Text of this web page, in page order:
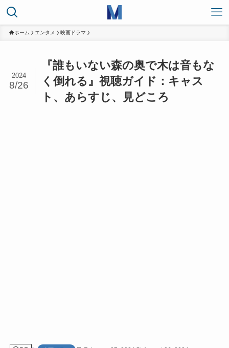
ホーム エンタメ 映画ドラマ
『誰もいない森の奥で木は音もな
く倒れる』視聴ガイド：キャス
ト、あらすじ、見どころ
2024
8/26